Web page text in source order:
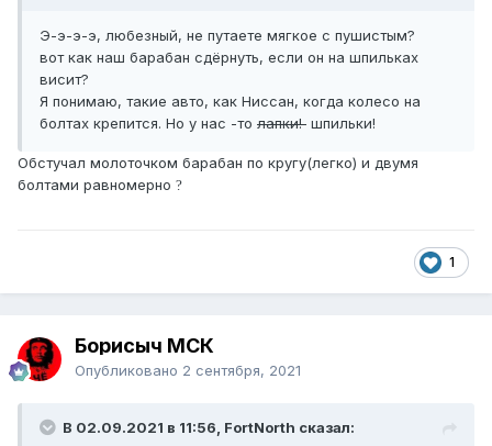
Э-э-э-э, любезный, не путаете мягкое с пушистым?
вот как наш барабан сдёрнуть, если он на шпильках
висит?
Я понимаю, такие авто, как Ниссан, когда колесо на
болтах крепится. Но у нас -то лапки! шпильки!
Обстучал молоточком барабан по кругу(легко) и двумя
болтами равномерно ?
1
Борисыч МСК
Опубликовано 2 сентября, 2021
В 02.09.2021 в 11:56, FоrtNorth сказал: